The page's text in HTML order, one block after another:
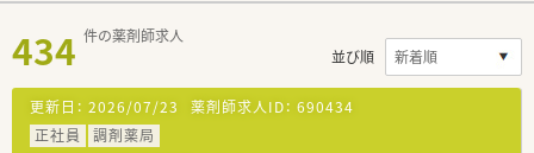
434 件の薬剤師求人
並び順
更新日： 2026/07/23 薬剤師求人ID： 690434
正社員
調剤薬局